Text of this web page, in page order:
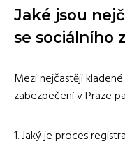
Jaké jsou
se sociálního
Mezi nejčastěji
zabezpečení v Praze
1. Jaký je proces